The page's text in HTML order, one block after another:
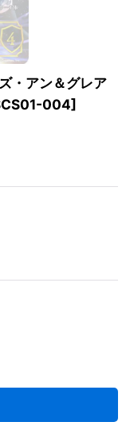
・アン＆グレア
004]